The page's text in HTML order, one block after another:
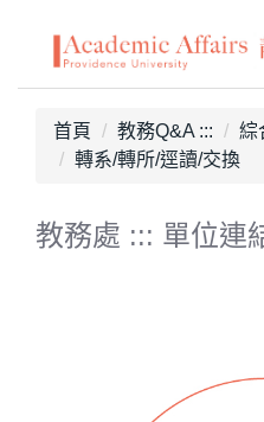
首頁 教務Q&A :::
綜
轉系/轉所/逕讀/交換
教務處 ::: 單位連